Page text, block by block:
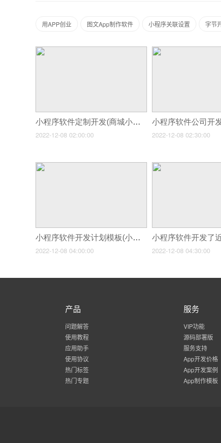
用APP创业 图文App制作软件 小程序关联设置 字节
小程序软件定制开发(商城小程序定制开发需要多少钱商城小程序开发公司哪家好)
2022-12-08 02:00:00 2022-12-08 02:30:00
小程序软件开发计划模板(小程序定制开发的优点)
2022-12-08 04:00:00 2022-12-08 04:30:00
产品
问题解答
使用教程
应用助手
使用协议
热门标签
热门专题
服务
VIP功能
源码部署版
服务支持
App开发价格
App开发案例
App制作模板